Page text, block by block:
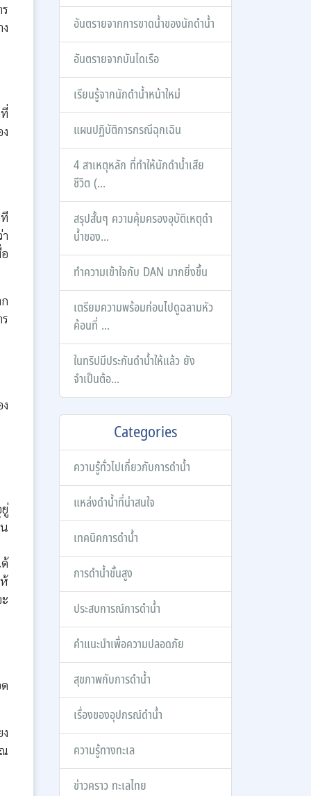
อันตรายจากการขาดน้ำของนักดำน้ำ
อันตรายจากบันไดเรือ
เรียนรู้จากนักดำน้ำหน้าใหม่
แผนปฏิบัติการกรณีฉุกเฉิน
4 สาเหตุหลัก ที่ทำให้นักดำน้ำเสีย
ชีวิต (...
สรุปสั้นๆ ความคุ้มครองอุบัติเหตุดำ
น้ำของ...
ทำความเข้าใจกับ DAN มากยิ่งขึ้น
เตรียมความพร้อมก่อนไปดูฉลามหัว
ค้อนที่ ...
ในทริปมีประกันดำน้ำให้แล้ว ยัง
จำเป็นต้อ...
Categories
ความรู้ทั่วไปเกี่ยวกับการดำน้ำ
แหล่งดำน้ำที่น่าสนใจ
เทคนิคการดำน้ำ
การดำน้ำขั้นสูง
ประสบการณ์การดำน้ำ
คำแนะนำเพื่อความปลอดภัย
สุขภาพกับการดำน้ำ
เรื่องของอุปกรณ์ดำน้ำ
ความรู้ทางทะเล
ข่าวคราว ทะเลไทย